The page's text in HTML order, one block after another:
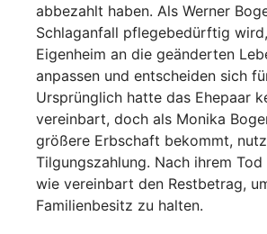
abbezahlt haben. Als Werner
Schlaganfall pflegebedürftig
Eigenheim an die geänderten
anpassen und entscheiden sich
Ursprünglich hatte das Ehepaar
vereinbart, doch als Monika
größere Erbschaft bekommt,
Tilgungszahlung. Nach ihrem
wie vereinbart den Restbetrag,
Familienbesitz zu halten.